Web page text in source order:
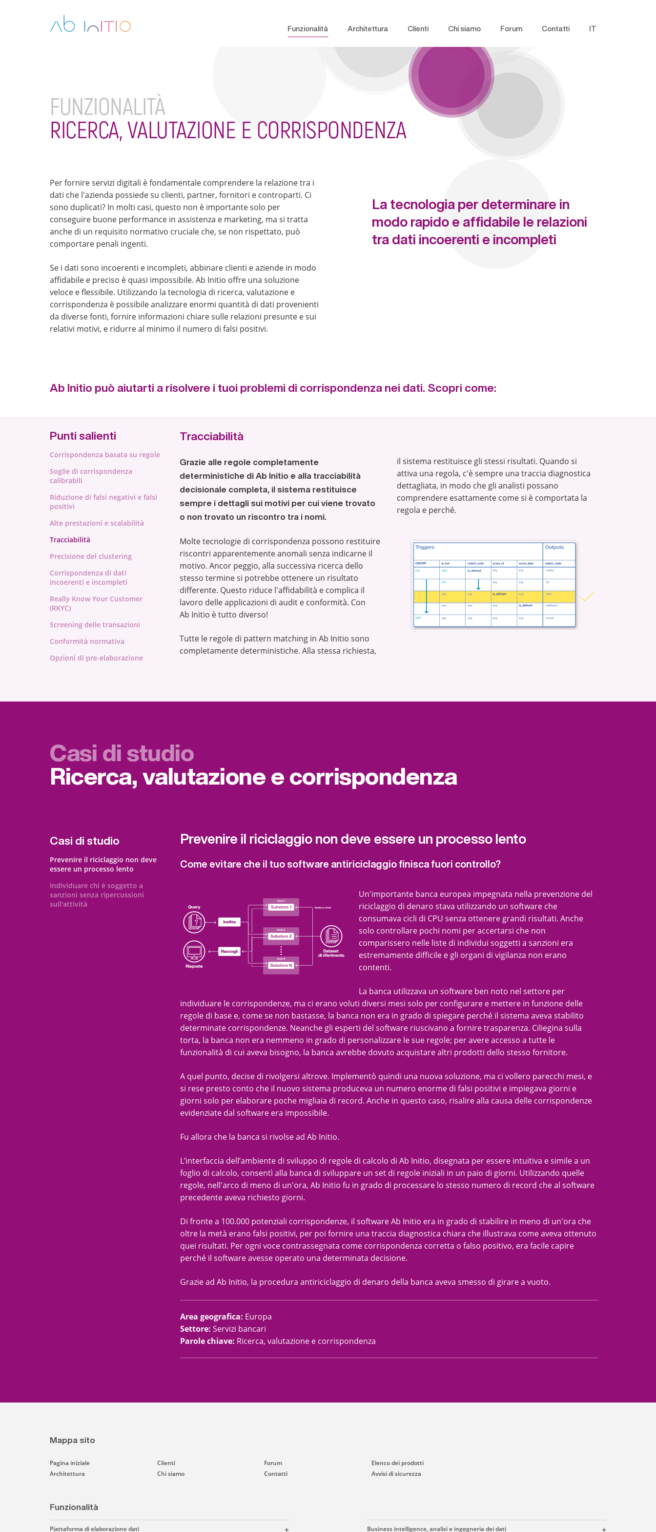
Funzionalità Architettura Clienti Chi siamo Forum Contatti IT
FUNZIONALITÀ
RICERCA, VALUTAZIONE E CORRISPONDENZA
Per fornire servizi digitali è fondamentale comprendere la relazione tra i
dati che l'azienda possiede su clienti, partner, fornitori e controparti. Ci
sono duplicati? In molti casi, questo non è importante solo per
conseguire buone performance in assistenza e marketing, ma si tratta
anche di un requisito normativo cruciale che, se non rispettato, può
comportare penali ingenti.
Se i dati sono incoerenti e incompleti, abbinare clienti e aziende in modo
affidabile e preciso è quasi impossibile. Ab Initio offre una soluzione
veloce e flessibile. Utilizzando la tecnologia di ricerca, valutazione e
corrispondenza è possibile analizzare enormi quantità di dati provenienti
da diverse fonti, fornire informazioni chiare sulle relazioni presunte e sui
relativi motivi, e ridurre al minimo il numero di falsi positivi.
La tecnologia per determinare in
modo rapido e affidabile le relazioni
tra dati incoerenti e incompleti
Ab Initio può aiutarti a risolvere i tuoi problemi di corrispondenza nei dati. Scopri come:
Punti salienti
Corrispondenza basata su regole
Soglie di corrispondenza
calibrabili
Riduzione di falsi negativi e falsi
positivi
Alte prestazioni e scalabilità
Tracciabilità
Precisione del clustering
Corrispondenza di dati
incoerenti e incompleti
Really Know Your Customer
(RKYC)
Screening delle transazioni
Conformità normativa
Opzioni di pre-elaborazione
Tracciabilità
Grazie alle regole completamente
deterministiche di Ab Initio e alla tracciabilità
decisionale completa, il sistema restituisce
sempre i dettagli sui motivi per cui viene trovato
o non trovato un riscontro tra i nomi.
Molte tecnologie di corrispondenza possono restituire
riscontri apparentemente anomali senza indicarne il
motivo. Ancor peggio, alla successiva ricerca dello
stesso termine si potrebbe ottenere un risultato
differente. Questo riduce l'affidabilità e complica il
lavoro delle applicazioni di audit e conformità. Con
Ab Initio è tutto diverso!
Tutte le regole di pattern matching in Ab Initio sono
completamente deterministiche. Alla stessa richiesta,
il sistema restituisce gli stessi risultati. Quando si
attiva una regola, c'è sempre una traccia diagnostica
dettagliata, in modo che gli analisti possano
comprendere esattamente come si è comportata la
regola e perché.
Casi di studio
Ricerca, valutazione e corrispondenza
Casi di studio
Prevenire il riciclaggio non deve
essere un processo lento
Individuare chi è soggetto a
sanzioni senza ripercussioni
sull'attività
Prevenire il riciclaggio non deve essere un processo lento
Come evitare che il tuo software antiriciclaggio finisca fuori controllo?
Un'importante banca europea impegnata nella prevenzione del
riciclaggio di denaro stava utilizzando un software che
consumava cicli di CPU senza ottenere grandi risultati. Anche
solo controllare pochi nomi per accertarsi che non
comparissero nelle liste di individui soggetti a sanzioni era
estremamente difficile e gli organi di vigilanza non erano
contenti.
La banca utilizzava un software ben noto nel settore per
individuare le corrispondenze, ma ci erano voluti diversi mesi solo per configurare e mettere in funzione delle
regole di base e, come se non bastasse, la banca non era in grado di spiegare perché il sistema aveva stabilito
determinate corrispondenze. Neanche gli esperti del software riuscivano a fornire trasparenza. Ciliegina sulla
torta, la banca non era nemmeno in grado di personalizzare le sue regole; per avere accesso a tutte le
funzionalità di cui aveva bisogno, la banca avrebbe dovuto acquistare altri prodotti dello stesso fornitore.
A quel punto, decise di rivolgersi altrove. Implementò quindi una nuova soluzione, ma ci vollero parecchi mesi, e
si rese presto conto che il nuovo sistema produceva un numero enorme di falsi positivi e impiegava giorni e
giorni solo per elaborare poche migliaia di record. Anche in questo caso, risalire alla causa delle corrispondenze
evidenziate dal software era impossibile.
Fu allora che la banca si rivolse ad Ab Initio.
L’interfaccia dell’ambiente di sviluppo di regole di calcolo di Ab Initio, disegnata per essere intuitiva e simile a un
foglio di calcolo, consentì alla banca di sviluppare un set di regole iniziali in un paio di giorni. Utilizzando quelle
regole, nell'arco di meno di un'ora, Ab Initio fu in grado di processare lo stesso numero di record che al software
precedente aveva richiesto giorni.
Di fronte a 100.000 potenziali corrispondenze, il software Ab Initio era in grado di stabilire in meno di un'ora che
oltre la metà erano falsi positivi, per poi fornire una traccia diagnostica chiara che illustrava come aveva ottenuto
quei risultati. Per ogni voce contrassegnata come corrispondenza corretta o falso positivo, era facile capire
perché il software avesse operato una determinata decisione.
Grazie ad Ab Initio, la procedura antiriciclaggio di denaro della banca aveva smesso di girare a vuoto.
Area geografica: Europa
Settore: Servizi bancari
Parole chiave: Ricerca, valutazione e corrispondenza
Mappa sito
Pagina iniziale
Architettura
Clienti
Chi siamo
Forum
Contatti
Elenco dei prodotti
Avvisi di sicurezza
Funzionalità
Piattaforma di elaborazione dati Business intelligence, analisi e ingegneria dei dati